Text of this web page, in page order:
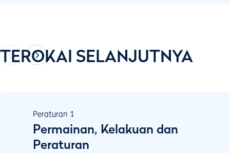
TEROKAI SELANJUTNYA
Peraturan 1
Permainan, Kelakuan dan
Peraturan